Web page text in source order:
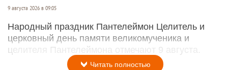
9 августа 2026 в 09:05
Народный праздник Пантелеймон Целитель и
церковный день памяти великомученика и
целителя Пантелеймона отмечают 9 августа.
Читать полностью